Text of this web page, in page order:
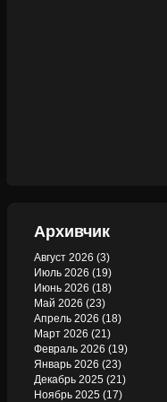
Архивчик
Август 2026 (3)
Июль 2026 (19)
Июнь 2026 (18)
Май 2026 (23)
Апрель 2026 (18)
Март 2026 (21)
Февраль 2026 (19)
Январь 2026 (23)
Декабрь 2025 (21)
Ноябрь 2025 (17)